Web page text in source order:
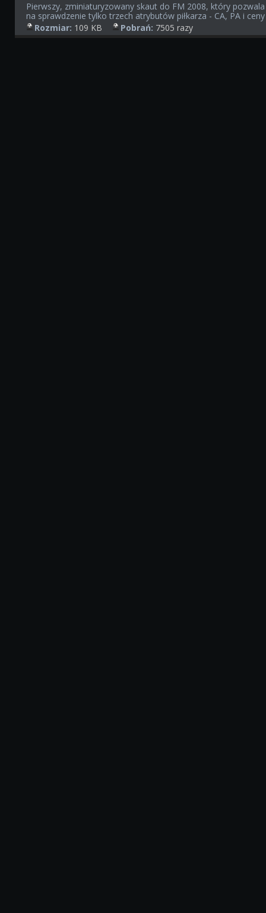
Pierwszy, zminiaturyzowany skaut do FM 2008, który pozwala
na sprawdzenie tylko trzech atrybutów piłkarza - CA, PA i ceny
Rozmiar: 109 KB Pobrań: 7505 razy